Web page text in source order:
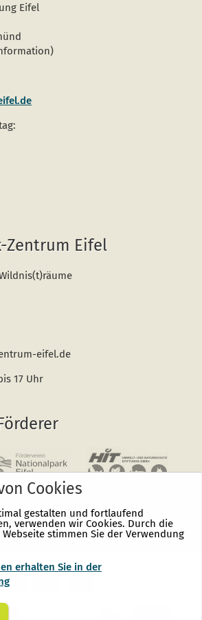
Eifel
Zentrum Eifel
eifel.de
17 Uhr
NationalparkNationalparkNationalpark
Cookies
gestalten und fortlaufend
verwenden wir Cookies. Durch die
stimmen Sie der Verwendung
erhalten Sie in der